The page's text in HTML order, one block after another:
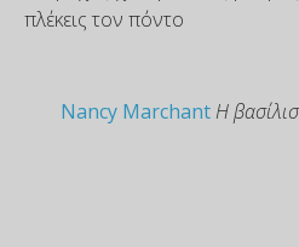
πλέκεις τον πόντο
Nancy Marchant Η